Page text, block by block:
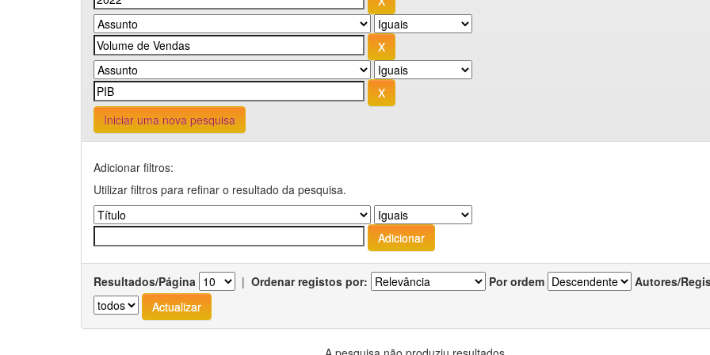
Iniciar uma nova pesquisa
Adicionar filtros:
Utilizar filtros para refinar o resultado da pesquisa.
Resultados/Página | Ordenar registos por: Por ordem Autores/